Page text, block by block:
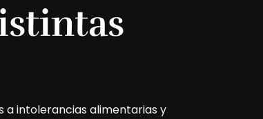
a intolerancias alimentarias y